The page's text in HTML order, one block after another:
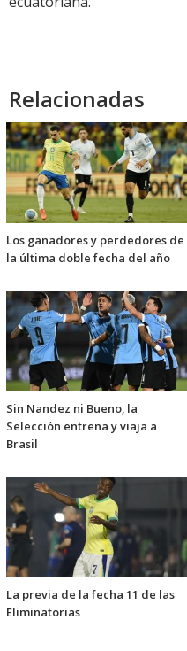
Relacionadas
Los ganadores y perdedores de
la última doble fecha del año
Sin Nandez ni Bueno, la
Selección entrena y viaja a
Brasil
La previa de la fecha 11 de las
Eliminatorias